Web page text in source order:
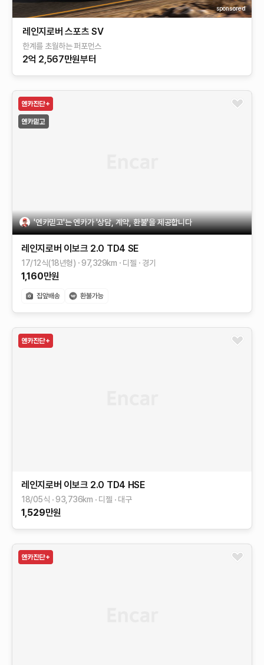
sponsored
레인지로버 스포츠 SV
한계를 초월하는 퍼포먼스
2억 2,567만원부터
'엔카믿고'는 엔카가 '상담, 계약, 환불'을 제공합니다
레인지로버 이보크 2.0 TD4 SE
17/12식(18년형) 97,329km 디젤 경기
1,160만원
레인지로버 이보크 2.0 TD4 HSE
18/05식 93,736km 디젤 대구
1,529만원